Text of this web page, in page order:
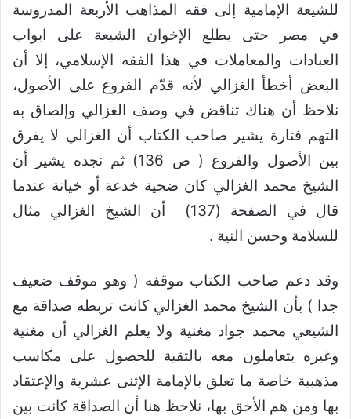
للشيعة الإمامية إلى فقه المذاهب الأربعة المدروسة
في مصر حتى يطلع الإخوان الشيعة على ابواب
العبادات والمعاملات في هذا الفقه الإسلامي، إلا أن
البعض أخطأ الغزالي لأنه قدّم الفروع على الأصول،
نلاحظ أن هناك تناقض في وصف الغزالي وإلصاق به
التهم فتارة يشير صاحب الكتاب أن الغزالي لا يفرق
بين الأصول والفروع ( ص 136) ثم نجده يشير أن
الشيخ محمد الغزالي كان ضحية خدعة أو خيانة عندما
قال في الصفحة (137) أن الشيخ الغزالي مثال
للسلامة وحسن النية .
وقد دعم صاحب الكتاب موقفه ( وهو موقف ضعيف
جدا ) بأن الشيخ محمد الغزالي كانت تربطه صداقة مع
الشيعي محمد جواد مغنية ولا يعلم الغزالي أن مغنية
وغيره يتعاملون معه بالتقية للحصول على مكاسب
مذهبية خاصة ما تعلق بالإمامة الإثنى عشرية والإعتقاد
بها ومن هم الأحق بها، نلاحظ هنا أن الصداقة كانت بين